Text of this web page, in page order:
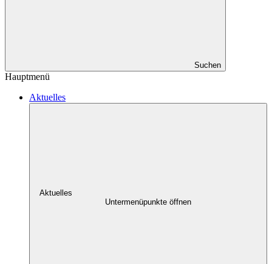
Suchen
Hauptmenü
Aktuelles
Aktuelles
Untermenüpunkte öffnen